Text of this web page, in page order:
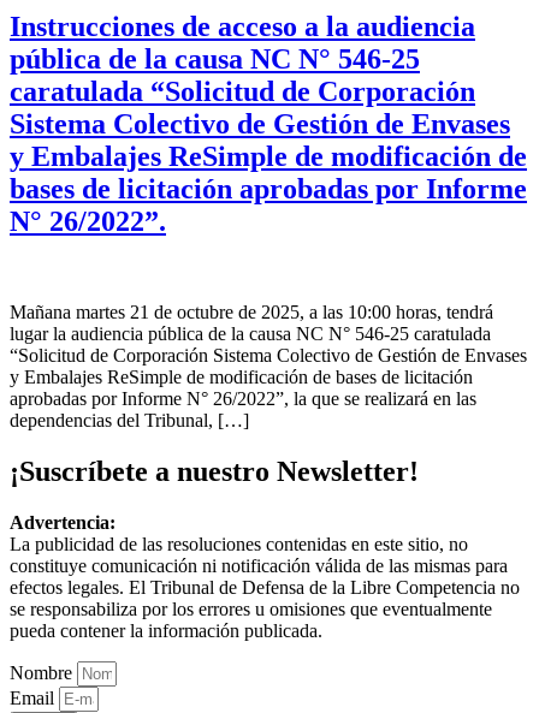
Instrucciones de acceso a la audiencia
pública de la causa NC N° 546-25
caratulada “Solicitud de Corporación
Sistema Colectivo de Gestión de Envases
y Embalajes ReSimple de modificación de
bases de licitación aprobadas por Informe
N° 26/2022”.
Mañana martes 21 de octubre de 2025, a las 10:00 horas, tendrá
lugar la audiencia pública de la causa NC N° 546-25 caratulada
“Solicitud de Corporación Sistema Colectivo de Gestión de Envases
y Embalajes ReSimple de modificación de bases de licitación
aprobadas por Informe N° 26/2022”, la que se realizará en las
dependencias del Tribunal, […]
¡Suscríbete a nuestro Newsletter!
Advertencia:
La publicidad de las resoluciones contenidas en este sitio, no
constituye comunicación ni notificación válida de las mismas para
efectos legales. El Tribunal de Defensa de la Libre Competencia no
se responsabiliza por los errores u omisiones que eventualmente
pueda contener la información publicada.
Nombre
Email